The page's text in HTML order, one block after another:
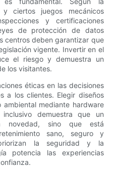
y ciertos juegos mecánicos
y certificaciones
de protección de datos
centros deben garantizar que
vigente. Invertir en el
el riesgo y demuestra un
los visitantes.
éticas en las decisiones
a los clientes. Elegir diseños
mediante hardware
demuestra que un
sino que está
sano, seguro y
la seguridad y la
potencia las experiencias